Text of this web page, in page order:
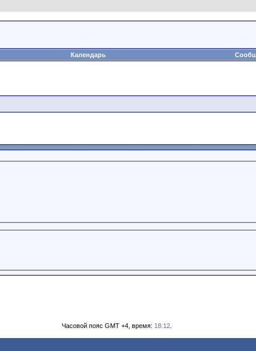
Календарь
Часовой пояс GMT +4, время: 18:12.